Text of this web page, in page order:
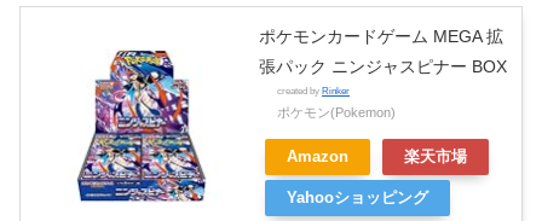
ポケモンカードゲーム MEGA 拡
張パック ニンジャスピナー BOX
created by Rinker
ポケモン(Pokemon)
Amazon 楽天市場
Yahooショッピング